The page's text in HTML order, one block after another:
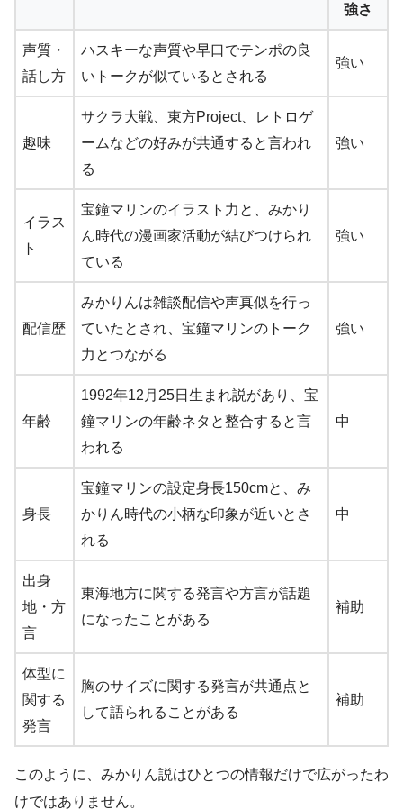
強さ
声質・
話し方
ハスキーな声質や早口でテンポの良
いトークが似ているとされる
強い
趣味
サクラ大戦、東方Project、レトロゲ
ームなどの好みが共通すると言われ
る
強い
イラス
ト
宝鐘マリンのイラスト力と、みかり
ん時代の漫画家活動が結びつけられ
ている
強い
配信歴
みかりんは雑談配信や声真似を行っ
ていたとされ、宝鐘マリンのトーク
力とつながる
強い
年齢
1992年12月25日生まれ説があり、宝
鐘マリンの年齢ネタと整合すると言
われる
中
身長
宝鐘マリンの設定身長150cmと、み
かりん時代の小柄な印象が近いとさ
れる
中
出身
地・方
言
東海地方に関する発言や方言が話題
になったことがある
補助
体型に
関する
発言
胸のサイズに関する発言が共通点と
して語られることがある
補助
このように、みかりん説はひとつの情報だけで広がったわ
けではありません。